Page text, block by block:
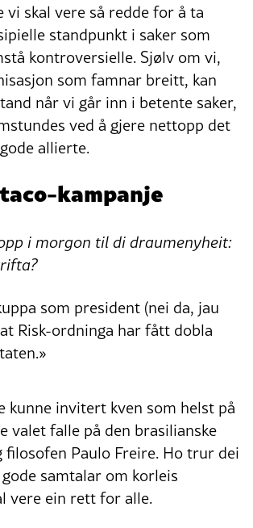
vi skal vere så redde for å ta
standpunkt i saker som
kontroversielle. Sjølv om vi,
som famnar breitt, kan
når vi går inn i betente saker,
ved å gjere nettopp det
allierte.
kampanje
i morgon til di draumenyheit:
som president (nei da, jau
Risk-ordninga har fått dobla
kunne invitert kven som helst på
valet falle på den brasilianske
filosofen Paulo Freire. Ho trur dei
samtalar om korleis
vere ein rett for alle.